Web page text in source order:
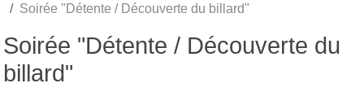
Soirée "Détente / Découverte du billard"
Soirée "Détente / Découverte du
billard"